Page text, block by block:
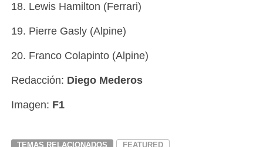
18. Lewis Hamilton (Ferrari)
19. Pierre Gasly (Alpine)
20. Franco Colapinto (Alpine)
Redacción: Diego Mederos
Imagen: F1
TEMAS RELACIONADOS FEATURED